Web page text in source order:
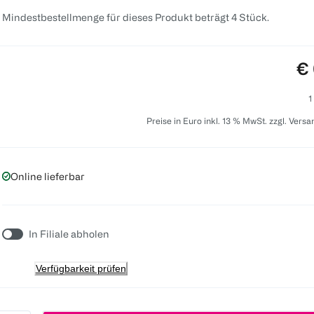
Mindestbestellmenge für dieses Produkt beträgt 4 Stück.
€
Preise in Euro inkl. 13 % MwSt. zzgl.
Online lieferbar
In Filiale abholen
Verfügbarkeit prüfen